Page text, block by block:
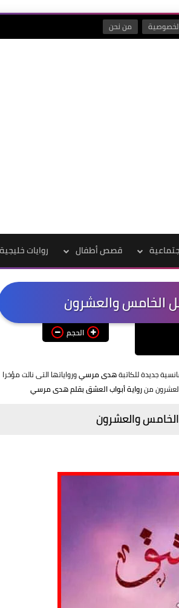
من نحن
قصص أطفال روايات خليجية
الخامس والعشرون
الحجم
جديدة للكاتبةهدى مرسيورواياتها التى نالت مؤخرا
منرواية أبواب العشق بقلم هدى مرسي
والعشرون